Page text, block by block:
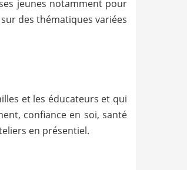
jeunes notamment pour
des thématiques variées
et les éducateurs et qui
confiance en soi, santé
en présentiel.